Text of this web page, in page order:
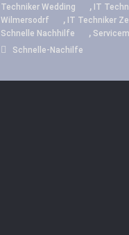
Techniker Wedding
, IT
Wilmersodrf
, IT Techniker
Schnelle Nachhilfe ,
Schnelle-Nachilfe